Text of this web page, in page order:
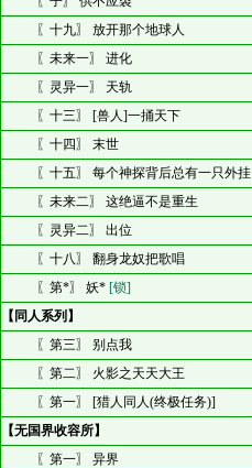
〖十九〗 放开那个地球人
〖未来一〗 进化
〖灵异一〗 天轨
〖十三〗 [兽人]一捅天下
〖十四〗 末世
〖十五〗 每个神探背后总有一只外挂
〖未来二〗 这绝逼不是重生
〖灵异二〗 出位
〖十八〗 翻身龙奴把歌唱
〖第*〗 妖* [锁]
【同人系列】
〖第三〗 别点我
〖第二〗 火影之天天大王
〖第一〗 [猎人同人(终极任务)]
【无国界收容所】
〖第一〗 异界